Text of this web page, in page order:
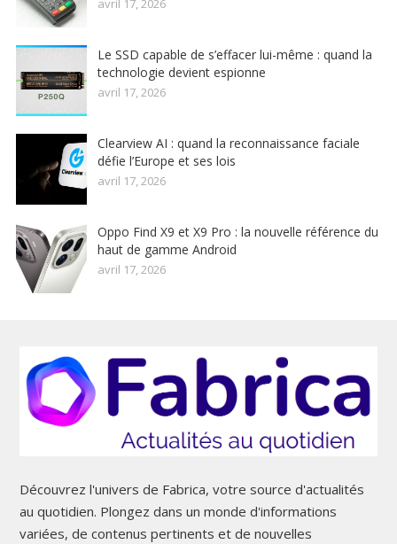
avril 17, 2026
Le SSD capable de s’effacer lui-même : quand la
technologie devient espionne
avril 17, 2026
Clearview AI : quand la reconnaissance faciale
défie l’Europe et ses lois
avril 17, 2026
Oppo Find X9 et X9 Pro : la nouvelle référence du
haut de gamme Android
avril 17, 2026
Découvrez l'univers de Fabrica, votre source d'actualités
au quotidien. Plongez dans un monde d'informations
variées, de contenus pertinents et de nouvelles